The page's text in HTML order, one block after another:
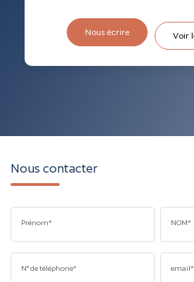
Nous écrire Voir
Nous contacter
Prénom* NOM*
N° de téléphone* email*